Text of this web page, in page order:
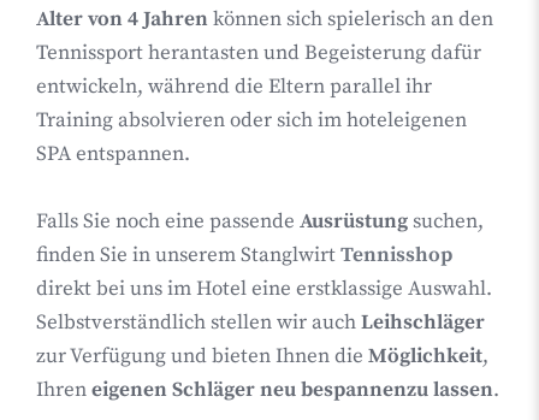
Alter von 4 Jahrenkönnen sich spielerisch an den
Tennissport herantasten und Begeisterung dafür
entwickeln, während die Eltern parallel ihr
Training absolvieren oder sich im hoteleigenen
SPA entspannen.
Falls Sie noch eine passende Ausrüstungsuchen,
finden Sie in unserem StanglwirtTennisshop
direkt bei uns im Hotel eine erstklassige Auswahl.
Selbstverständlich stellen wir auchLeihschläger
zur Verfügung und bieten Ihnen die Möglichkeit,
Ihreneigenen Schläger neu bespannenzu lassen.